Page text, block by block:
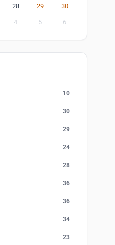
28 29 30
4 5 6
10
30
29
24
28
36
36
34
23